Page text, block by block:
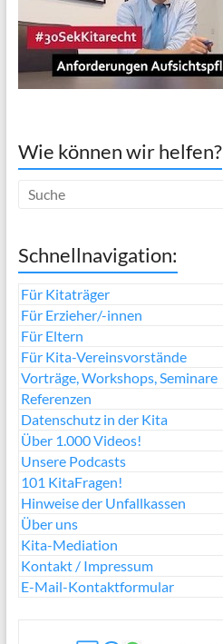
Wie können wir helfen?
Schnellnavigation:
Für Kitaträger
Für Erzieher/-innen
Für Eltern
Für Kita-Vereinsvorstände
Vorträge, Workshops, Seminare
Referenzen
Datenschutz in der Kita
Über 1.000 Videos!
Unsere Podcasts
101 KitaFragen!
Hinweise der Unfallkassen
Über uns
Kita-Mediation
Kontakt / Impressum
E-Mail-Kontaktformular